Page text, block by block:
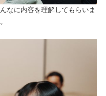
なに内容を理解してもらいま